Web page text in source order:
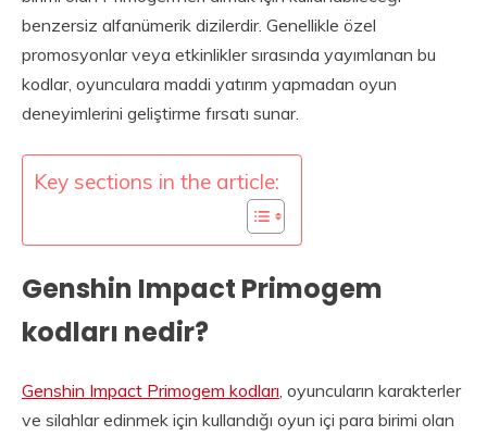
benzersiz alfanümerik dizilerdir. Genellikle özel
promosyonlar veya etkinlikler sırasında yayımlanan bu
kodlar, oyunculara maddi yatırım yapmadan oyun
deneyimlerini geliştirme fırsatı sunar.
Key sections in the article:
Genshin Impact Primogem
kodları nedir?
Genshin Impact Primogem kodları , oyuncuların karakterler
ve silahlar edinmek için kullandığı oyun içi para birimi olan